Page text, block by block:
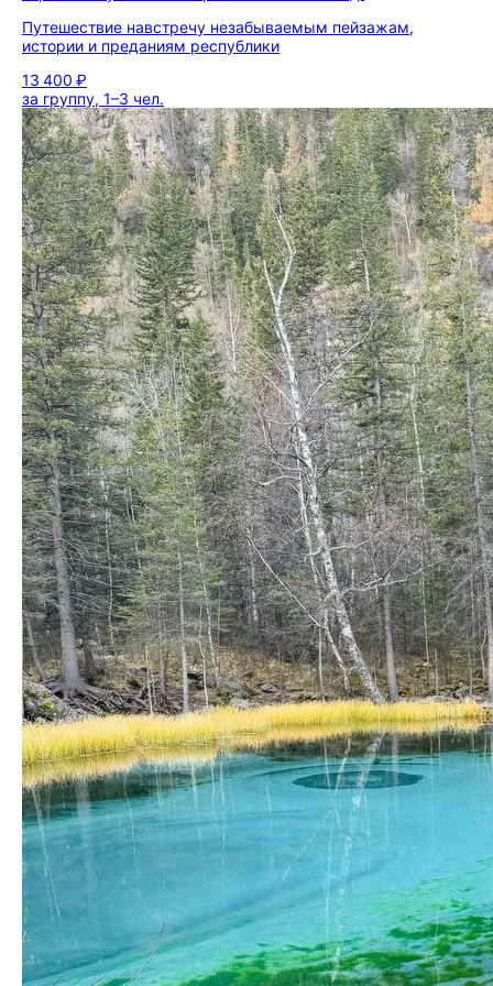
Путешествие навстречу незабываемым пейзажам,
истории и преданиям республики
13 400 ₽
за группу, 1–3 чел.